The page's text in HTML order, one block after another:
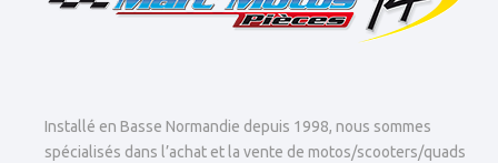
Installé en Basse Normandie depuis 1998, nous sommes
spécialisés dans l’achat et la vente de motos/scooters/quads